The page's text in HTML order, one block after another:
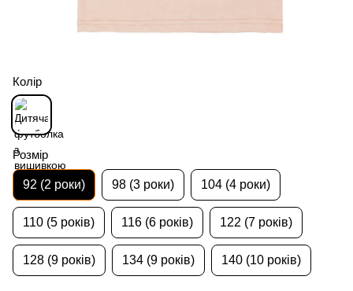
Колір
Розмір
92 (2 роки) 98 (3 роки) 104 (4 роки)
110 (5 років) 116 (6 років) 122 (7 років)
128 (9 років) 134 (9 років) 140 (10 років)